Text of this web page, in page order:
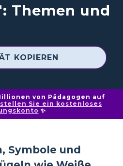
Themen und
KOPIEREN
von Pädagogen auf
Sie ein kostenloses
✨